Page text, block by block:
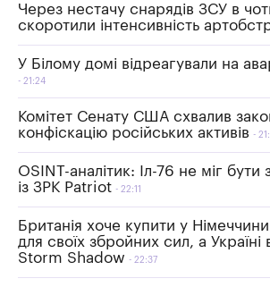
Через нестачу снарядів ЗСУ в
скоротили інтенсивність
У Білому домі відреагували на
21:24
Комітет Сенату США схвалив
конфіскацію російських активів
OSINT-аналітик: Іл-76 не міг
із ЗРК Patriot
22:11
Британія хоче купити у
для своїх збройних сил, а Україні
Storm Shadow
22:37